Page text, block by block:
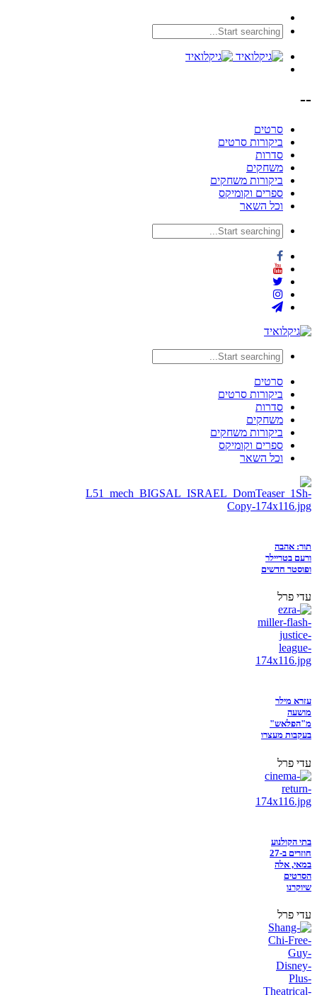
--
סרטים
ביקורות סרטים
סדרות
משחקים
ביקורות משחקים
ספרים וקומיקס
וכל השאר
סרטים
ביקורות סרטים
סדרות
משחקים
ביקורות משחקים
ספרים וקומיקס
וכל השאר
תור: אהבה
ורעם בטריילר
ופוסטר חדשים
עדי פרל
עזרא מילר
מושעה
מ"הפלאש"
בעקבות מעצרו
עדי פרל
בתי הקולנוע
חוזרים ב-27
במאי, אלה
הסרטים
שיוקרנו
עדי פרל